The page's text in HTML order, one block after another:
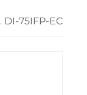
DI-75IFP-EC